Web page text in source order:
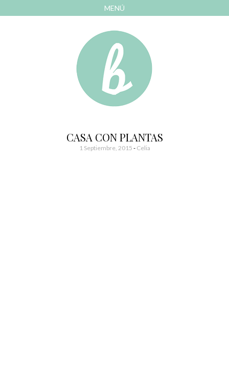
MENÚ
Bonitismos
CASA CON PLANTAS
1 Septiembre, 2015 - Celia